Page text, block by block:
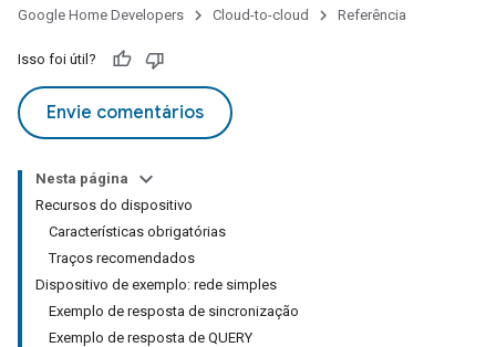
Google Home Developers Cloud-to-cloud Referência
Isso foi útil?
Envie comentários
Nesta página
Recursos do dispositivo
Características obrigatórias
Traços recomendados
Dispositivo de exemplo: rede simples
Exemplo de resposta de sincronização
Exemplo de resposta de QUERY